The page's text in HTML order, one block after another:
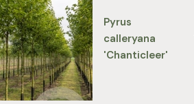
Pyrus
calleryana
'Chanticleer'